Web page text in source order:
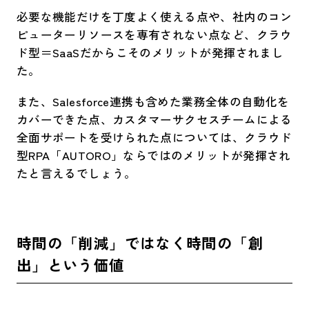
必要な機能だけを丁度よく使える点や、社内のコン
ピューターリソースを専有されない点など、クラウ
ド型＝SaaSだからこそのメリットが発揮されまし
た。
また、Salesforce連携も含めた業務全体の自動化を
カバーできた点、カスタマーサクセスチームによる
全面サポートを受けられた点については、クラウド
型RPA「AUTORO」ならではのメリットが発揮され
たと言えるでしょう。
時間の「削減」ではなく時間の「創
出」という価値